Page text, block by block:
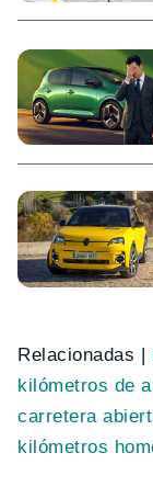
Relacionadas |
kilómetros de
carretera
kilómetros